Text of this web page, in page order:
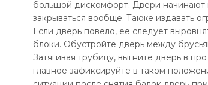
большой дискомфорт. Двери начинают
закрываться вообще. Также издавать
Если дверь повело, ее следует
блоки. Обустройте дверь между
Затягивая трубицу, выгните дверь в
главное зафиксируйте в таком